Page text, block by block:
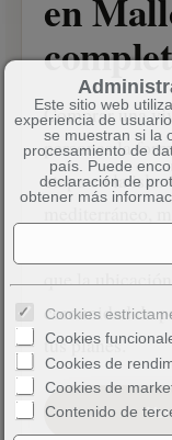
en
Comprar una
personas la
etapa en la
mediterráneo,
flexible y una
que la
comunidad de
tus planes.
Este sitio web
experiencia de
se muestran si la
procesamiento de
país. Puede
declaración de
obtener más
Cookies
Cookies
Cookies de
Cookies de
Contenido de